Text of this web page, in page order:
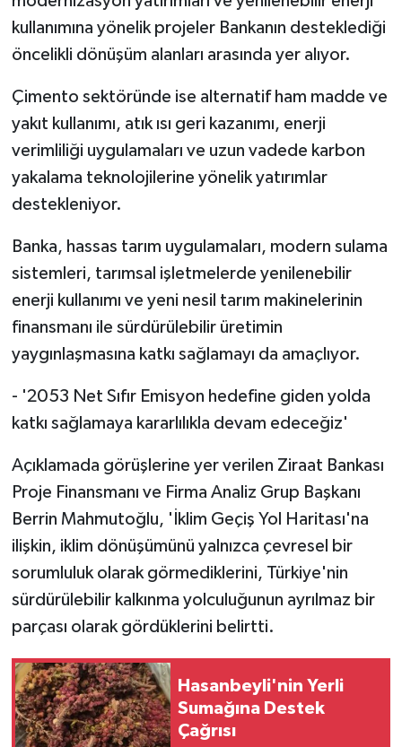
kullanımına yönelik projeler Bankanın desteklediği
öncelikli dönüşüm alanları arasında yer alıyor.
Çimento sektöründe ise alternatif ham madde ve
yakıt kullanımı, atık ısı geri kazanımı, enerji
verimliliği uygulamaları ve uzun vadede karbon
yakalama teknolojilerine yönelik yatırımlar
destekleniyor.
Banka, hassas tarım uygulamaları, modern sulama
sistemleri, tarımsal işletmelerde yenilenebilir
enerji kullanımı ve yeni nesil tarım makinelerinin
finansmanı ile sürdürülebilir üretimin
yaygınlaşmasına katkı sağlamayı da amaçlıyor.
- '2053 Net Sıfır Emisyon hedefine giden yolda
katkı sağlamaya kararlılıkla devam edeceğiz'
Açıklamada görüşlerine yer verilen Ziraat Bankası
Proje Finansmanı ve Firma Analiz Grup Başkanı
Berrin Mahmutoğlu, 'İklim Geçiş Yol Haritası'na
ilişkin, iklim dönüşümünü yalnızca çevresel bir
sorumluluk olarak görmediklerini, Türkiye'nin
sürdürülebilir kalkınma yolculuğunun ayrılmaz bir
parçası olarak gördüklerini belirtti.
Hasanbeyli'nin Yerli
Sumağına Destek
Çağrısı